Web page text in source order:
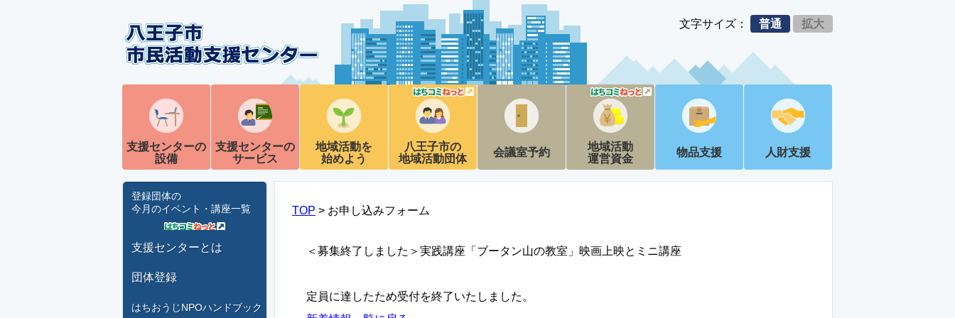
文字サイズ： 普通 拡大
支援センターの
設備
支援センターの
サービス
地域活動を
始めよう
八王子市の
地域活動団体
会議室予約
地域活動
運営資金
物品支援 人財支援
登録団体の
今月のイベント・講座一覧
支援センターとは
団体登録
はちおうじNPOハンドブック
TOP > お申し込みフォーム
＜募集終了しました＞実践講座「ブータン山の教室」映画上映とミニ講座
定員に達したため受付を終了いたしました。